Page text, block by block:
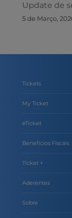
Update de
5 de Março,
Tickets
My Ticket
eTicket
Benefícios Fiscais
Ticket +
Aderentes
Sobre